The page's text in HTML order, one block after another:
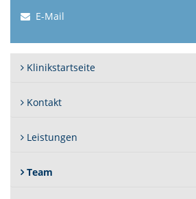
E-Mail
Klinikstartseite
Kontakt
Leistungen
Team